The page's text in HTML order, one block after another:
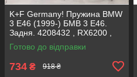
K+F Germany! Пружина BMW
3 E46 (1999-) БМВ 3 Е46.
Задня. 4208432 , RX6200 ,
996723. К+Ф Німеччина
Готово до відправки
734 ₴ 918 ₴